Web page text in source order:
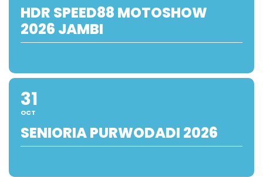
HDR SPEED88 MOTOSHOW
2026 JAMBI
31
OCT
SENIORIA PURWODADI 2026